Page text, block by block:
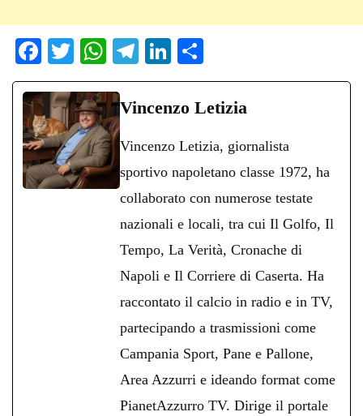
Fa
ce
bo
ok
T
wi
tte
r
W
ha
ts
A
pp
Te
le
gr
m
Li
nk
ed
on
di
di
Vincenzo Letizia
Vincenzo Letizia, giornalista
sportivo napoletano classe 1972, ha
collaborato con numerose testate
nazionali e locali, tra cui Il Golfo, Il
Tempo, La Verità, Cronache di
Napoli e Il Corriere di Caserta. Ha
raccontato il calcio in radio e in TV,
partecipando a trasmissioni come
Campania Sport, Pane e Pallone,
Area Azzurri e ideando format come
PianetAzzurro TV. Dirige il portale